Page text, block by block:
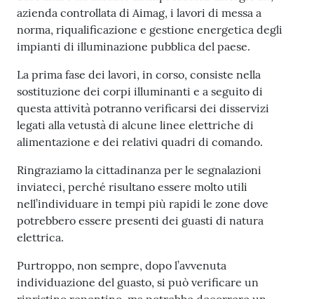
i
c
i
a
n
i
C
n
s
i
g
l
i
o
o
azienda controllata di Aimag, i lavori di messa a
norma, riqualificazione e gestione energetica degli
impianti di illuminazione pubblica del paese.
La prima fase dei lavori, in corso, consiste nella
sostituzione dei corpi illuminanti e a seguito di
questa attività potranno verificarsi dei disservizi
legati alla vetustà di alcune linee elettriche di
alimentazione e dei relativi quadri di comando.
Ringraziamo la cittadinanza per le segnalazioni
inviateci, perché risultano essere molto utili
nell’individuare in tempi più rapidi le zone dove
potrebbero essere presenti dei guasti di natura
elettrica.
Purtroppo, non sempre, dopo l’avvenuta
individuazione del guasto, si può verificare un